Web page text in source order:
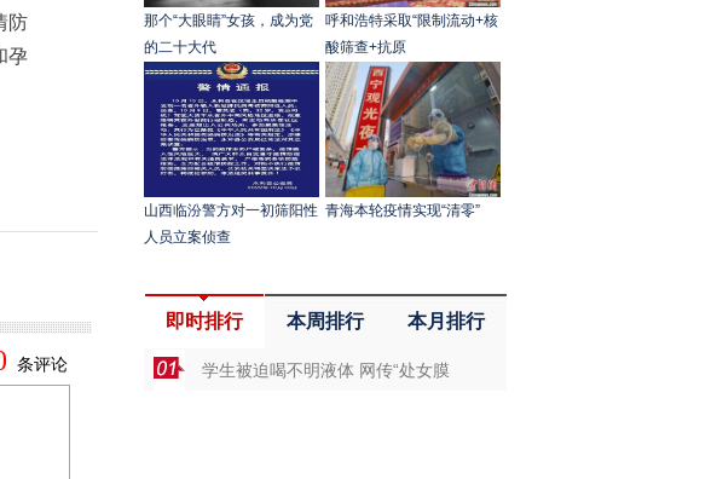
防
孕
那个“大眼睛”女孩，成为党
的二十大代
呼和浩特采取“限制流动+核
酸筛查+抗原
山西临汾警方对一初筛阳性
人员立案侦查
青海本轮疫情实现“清零”
即时排行 本周排行 本月排行
学生被迫喝不明液体 网传“处女膜